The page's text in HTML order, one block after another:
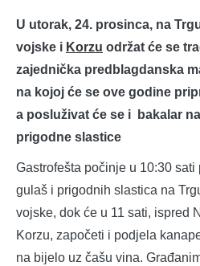
U utorak, 24. prosinca, na
vojske i Korzu održat će se
zajednička predblagdanska
na kojoj će se ove godine
a posluživat će se i bakalar
prigodne slastice
Gastrofešta počinje u 10:30
gulaš i prigodnih slastica na
vojske, dok će u 11 sati, ispred
Korzu, započeti i podjela
na bijelo uz čašu vina.